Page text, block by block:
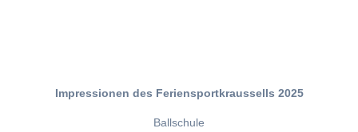
Impressionen des Feriensportkraussells 2025
Ballschule